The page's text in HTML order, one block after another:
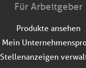
Für Arbeitgeber
Produkte ansehen
Mein
Stellenanzeigen